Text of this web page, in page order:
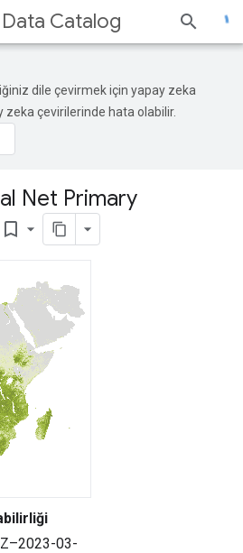
Catalog
dile çevirmek için yapay zeka
zeka çevirilerinde hata olabilir.
Net Primary
bookmark_border
03-